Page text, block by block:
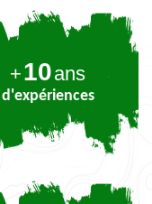
+10ans
d'expériences